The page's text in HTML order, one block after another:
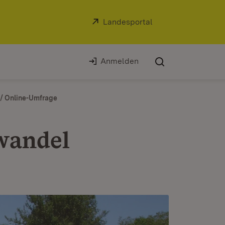
Extern:
Landesportal
Anmelden
Online-Umfrage